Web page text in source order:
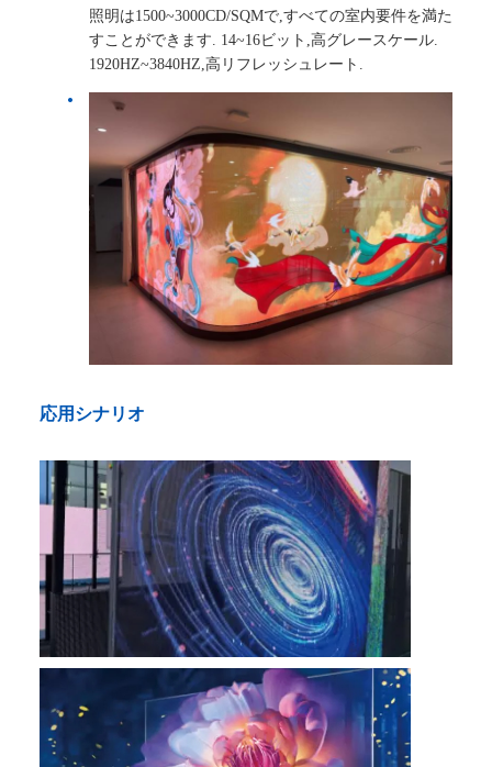
照明は1500~3000CD/SQMで,すべての室内要件を満た
すことができます. 14~16ビット,高グレースケール.
1920HZ~3840HZ,高リフレッシュレート.
応用シナリオ